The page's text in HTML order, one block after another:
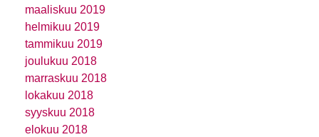
maaliskuu 2019
helmikuu 2019
tammikuu 2019
joulukuu 2018
marraskuu 2018
lokakuu 2018
syyskuu 2018
elokuu 2018